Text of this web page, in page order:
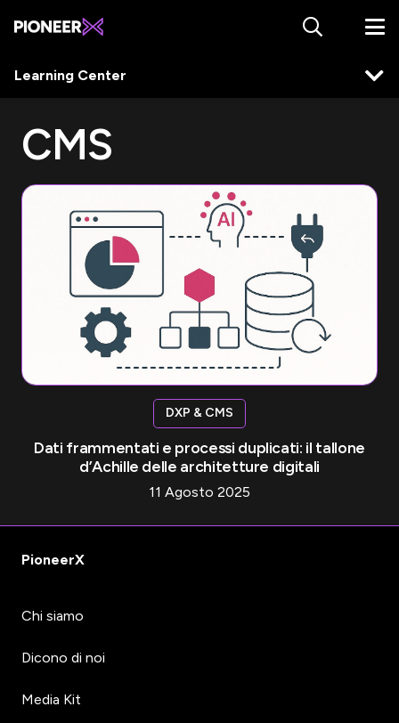
Learning Center
CMS
DXP & CMS
Dati frammentati e processi duplicati: il tallone
d’Achille delle architetture digitali
11 Agosto 2025
PioneerX
Chi siamo
Dicono di noi
Media Kit